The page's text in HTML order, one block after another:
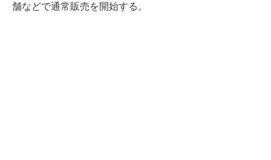
舗などで通常販売を開始する。